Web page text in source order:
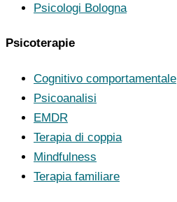
Psicologi Bologna
Psicoterapie
Cognitivo comportamentale
Psicoanalisi
EMDR
Terapia di coppia
Mindfulness
Terapia familiare